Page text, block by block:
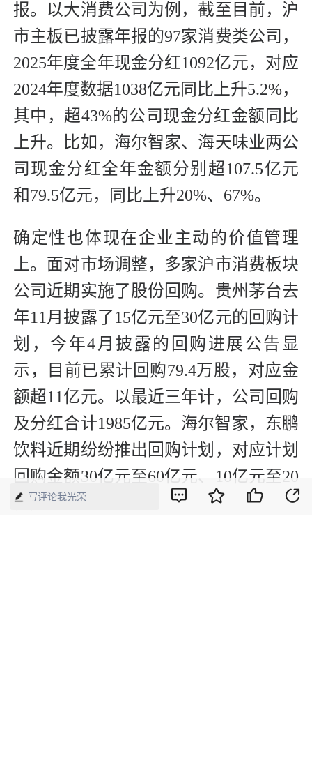
报。以大消费公司为例，截至目前，沪
市主板已披露年报的97家消费类公司，
2025年度全年现金分红1092亿元，对应
2024年度数据1038亿元同比上升5.2%，
其中，超43%的公司现金分红金额同比
上升。比如，海尔智家、海天味业两公
司现金分红全年金额分别超107.5亿元
和79.5亿元，同比上升20%、67%。
确定性也体现在企业主动的价值管理
上。面对市场调整，多家沪市消费板块
公司近期实施了股份回购。贵州茅台去
年11月披露了15亿元至30亿元的回购计
划，今年4月披露的回购进展公告显
示，目前已累计回购79.4万股，对应金
额超11亿元。以最近三年计，公司回购
及分红合计1985亿元。海尔智家，东鹏
饮料近期纷纷推出回购计划，对应计划
回购金额30亿元至60亿元、10亿元至20
亿元。
写评论我光荣